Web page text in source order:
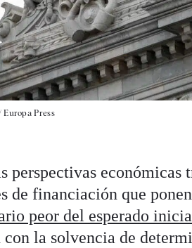
Europa Press
perspectivas económicas
de financiación que
peor del esperado
la solvencia de